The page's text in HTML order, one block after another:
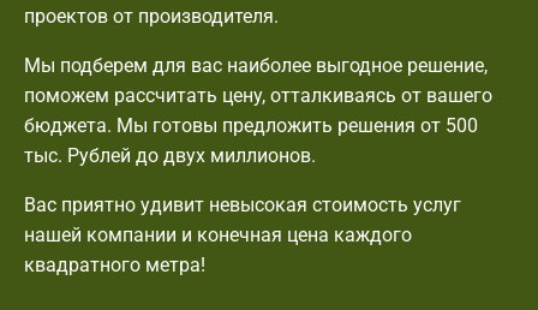
проектов от производителя.
Мы подберем для вас наиболее выгодное решение,
поможем рассчитать цену, отталкиваясь от вашего
бюджета. Мы готовы предложить решения от 500
тыс. Рублей до двух миллионов.
Вас приятно удивит невысокая стоимость услуг
нашей компании и конечная цена каждого
квадратного метра!